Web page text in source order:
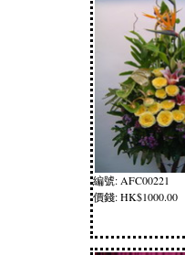
編號: AFC00221
價錢: HK$1000.00